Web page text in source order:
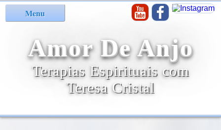
Amor De Anjo
Terapias Espirituais com
Teresa Cristal
Menu